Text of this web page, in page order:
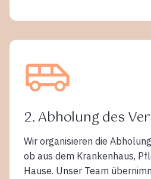
2. Abholung des
Wir organisieren die
ob aus dem Krankenhaus,
Hause. Unser Team